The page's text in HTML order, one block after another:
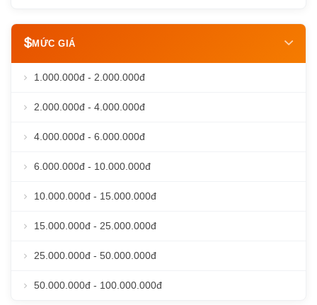
MỨC GIÁ
1.000.000đ - 2.000.000đ
2.000.000đ - 4.000.000đ
4.000.000đ - 6.000.000đ
6.000.000đ - 10.000.000đ
10.000.000đ - 15.000.000đ
15.000.000đ - 25.000.000đ
25.000.000đ - 50.000.000đ
50.000.000đ - 100.000.000đ